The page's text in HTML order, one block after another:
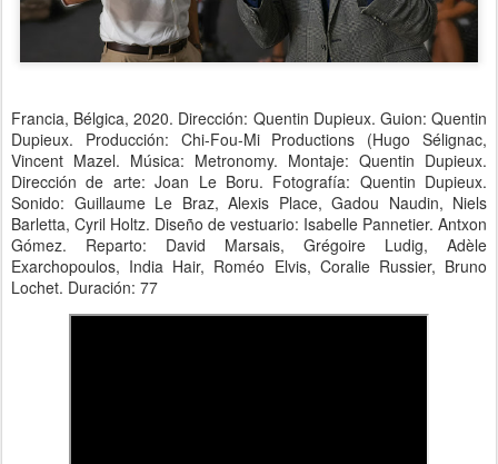
Francia, Bélgica, 2020. Dirección: Quentin Dupieux. Guion: Quentin
Dupieux. Producción: Chi-Fou-Mi Productions (Hugo Sélignac,
Vincent Mazel. Música: Metronomy. Montaje: Quentin Dupieux.
Dirección de arte: Joan Le Boru. Fotografía: Quentin Dupieux.
Sonido: Guillaume Le Braz, Alexis Place, Gadou Naudin, Niels
Barletta, Cyril Holtz. Diseño de vestuario: Isabelle Pannetier. Antxon
Gómez. Reparto: David Marsais, Grégoire Ludig, Adèle
Exarchopoulos, India Hair, Roméo Elvis, Coralie Russier, Bruno
Lochet. Duración: 77